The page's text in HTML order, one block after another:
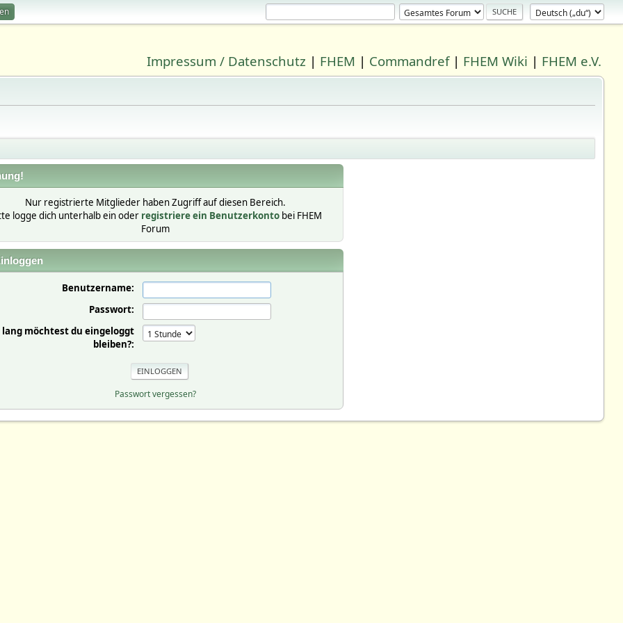
Impressum / Datenschutz | FHEM | Commandref| FHEM Wiki | FHEM e.V.
Nur registrierte Mitglieder haben Zugriff auf diesen Bereich.
logge dich unterhalb ein oder registriere ein Benutzerkontobei FHEM
Forum
Benutzername:
Passwort:
lang möchtest du eingeloggt
bleiben?:
Passwort vergessen?